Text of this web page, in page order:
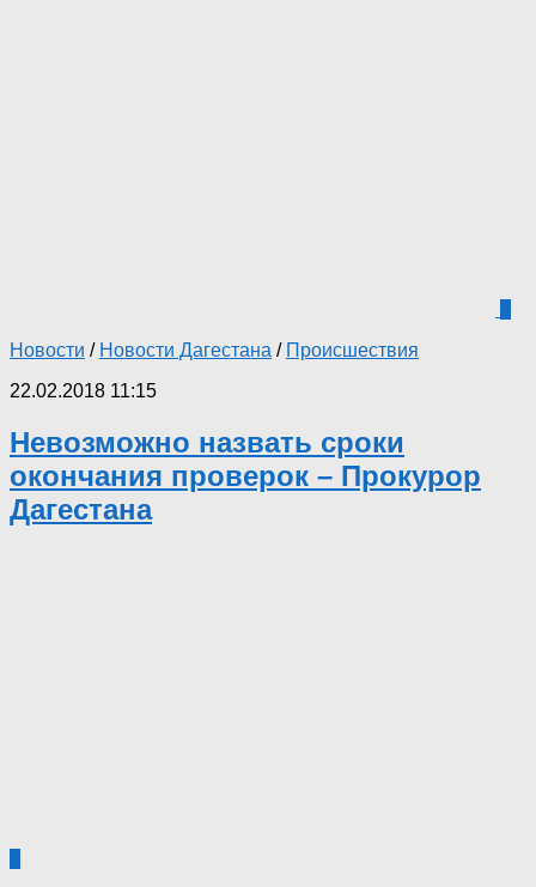
Новости / Новости Дагестана / Происшествия
22.02.2018 11:15
Невозможно назвать сроки
окончания проверок – Прокурор
Дагестана